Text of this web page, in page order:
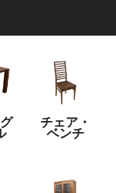
チェア・
ベンチ